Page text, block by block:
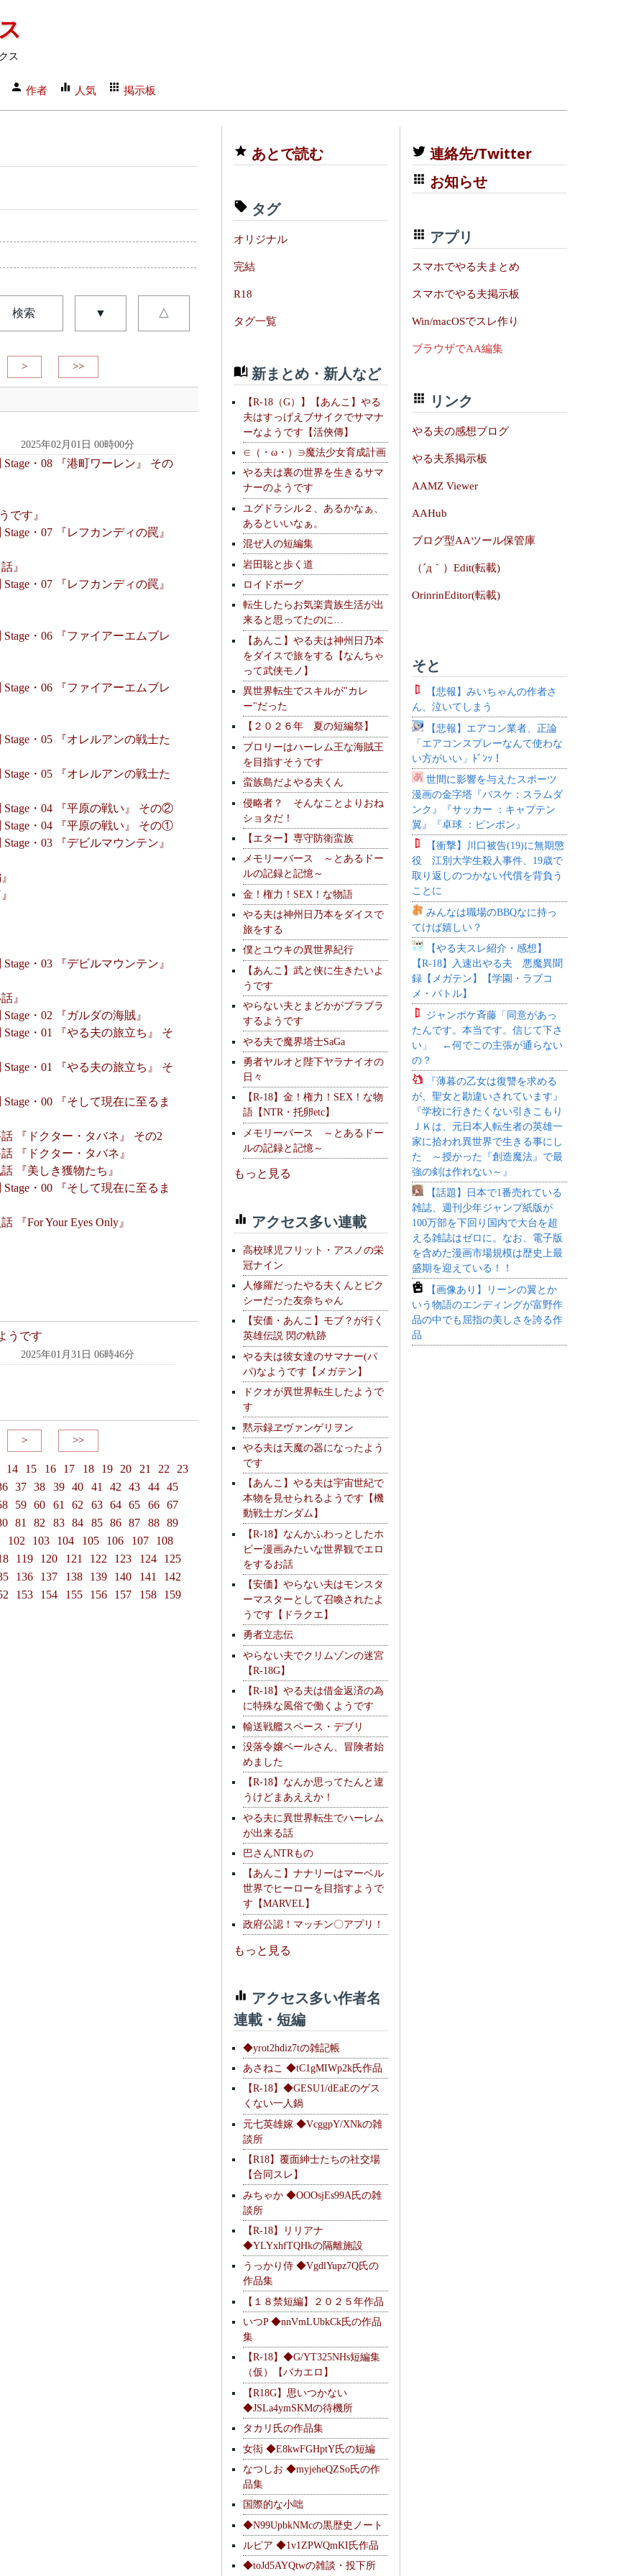
ス
作者 人気 掲示板
検索 ▼ △
> >>
2025年02月01日 00時00分
・08 『港町ワーレン』 その
です』
・07 『レフカンディの罠』
』
・07 『レフカンディの罠』
・06 『ファイアーエムブレ
・06 『ファイアーエムブレ
・05 『オレルアンの戦士た
・05 『オレルアンの戦士た
・04 『平原の戦い』 その②
・04 『平原の戦い』 その①
・03 『デビルマウンテン』
・03 『デビルマウンテン』
』
・02 『ガルダの海賊』
・01 『やる夫の旅立ち』 そ
・01 『やる夫の旅立ち』 そ
・00 『そして現在に至るま
『ドクター・タバネ』 その2
『ドクター・タバネ』
『美しき獲物たち』
・00 『そして現在に至るま
『For Your Eyes Only』
うです
2025年01月31日 06時46分
> >>
14 15 16 17 18 19 20 21 22
23
37 38 39 40 41 42 43 44
45
59 60 61 62 63 64 65 66
67
81 82 83 84 85 86 87 88
89
102 103 104 105 106 107
108
119 120 121 122 123 124
125
136 137 138 139 140 141
142
153 154 155 156 157 158
159
あとで読む
タグ
オリジナル
完結
R18
タグ一覧
新まとめ・新人など
【R-18（G）】【あんこ】やる
夫はすっげえブサイクでサマナ
ーなようです【活俠傳】
∈（・ω・）∋魔法少女育成計画
やる夫は裏の世界を生きるサマ
ナーのようです
ユグドラシル２、あるかなぁ、
あるといいなぁ。
混ぜ人の短編集
岩田聡と歩く道
ロイドボーグ
転生したらお気楽貴族生活が出
来ると思ってたのに…
【あんこ】やる夫は神州日乃本
をダイスで旅をする【なんちゃ
って武侠モノ】
異世界転生でスキルが"カレ
ー"だった
【２０２６年 夏の短編祭】
ブロリーはハーレム王な海賊王
を目指すそうです
蛮族島だよやる夫くん
侵略者？ そんなことよりおね
ショタだ！
【エター】専守防衛蛮族
メモリーバース ～とあるドー
ルの記録と記憶～
金！権力！SEX！な物語
やる夫は神州日乃本をダイスで
旅をする
僕とユウキの異世界紀行
【あんこ】武と侠に生きたいよ
うです
やらない夫とまどかがブラブラ
するようです
やる夫で魔界塔士SaGa
勇者ヤルオと陛下ヤラナイオの
日々
【R-18】金！権力！SEX！な物
語【NTR・托卵etc】
メモリーバース ～とあるドー
ルの記録と記憶～
もっと見る
アクセス多い連載
高校球児フリット・アスノの栄
冠ナイン
人修羅だったやる夫くんとピク
シーだった友奈ちゃん
【安価・あんこ】モブ？が行く
英雄伝説 閃の軌跡
やる夫は彼女達のサマナー(パ
パ)なようです【メガテン】
ドクオが異世界転生したようで
す
黙示録ヱヴァンゲリヲン
やる夫は天魔の器になったよう
です
【あんこ】やる夫は宇宙世紀で
本物を見せられるようです【機
動戦士ガンダム】
【R-18】なんかふわっとしたホ
ビー漫画みたいな世界観でエロ
をするお話
【安価】やらない夫はモンスタ
ーマスターとして召喚されたよ
うです【ドラクエ】
勇者立志伝
やらない夫でクリムゾンの迷宮
【R-18G】
【R-18】やる夫は借金返済の為
に特殊な風俗で働くようです
輸送戦艦スペース・デブリ
没落令嬢ベールさん、冒険者始
めました
【R-18】なんか思ってたんと違
うけどまあええか！
やる夫に異世界転生でハーレム
が出来る話
巴さんNTRもの
【あんこ】ナナリーはマーベル
世界でヒーローを目指すようで
す【MARVEL】
政府公認！マッチン〇アプリ！
もっと見る
アクセス多い作者名
連載・短編
◆yrot2hdiz7tの雑記帳
あさねこ ◆tC1gMIWp2k氏作品
【R-18】◆GESU1/dEaEのゲス
くない一人鍋
元七英雄嫁 ◆VcggpY/XNkの雑
談所
【R18】覆面紳士たちの社交場
【合同スレ】
みちゃか ◆OOOsjEs99A氏の雑
談所
【R-18】リリアナ
◆YLYxhfTQHkの隔離施設
うっかり侍 ◆VgdlYupz7Q氏の
作品集
【１８禁短編】２０２５年作品
いつP ◆nnVmLUbkCk氏の作品
集
【R-18】◆G/YT325NHs短編集
（仮）【バカエロ】
【R18G】思いつかない
◆JSLa4ymSKMの待機所
タカリ氏の作品集
女衒 ◆E8kwFGHptY氏の短編
なつしお ◆myjeheQZSo氏の作
品集
国際的な小咄
◆N99UpbkNMcの黒歴史ノート
ルピア ◆1v1ZPWQmKI氏作品
◆toJd5AYQtwの雑談・投下所
連絡先/Twitter
お知らせ
アプリ
スマホでやる夫まとめ
スマホでやる夫掲示板
Win/macOSでスレ作り
ブラウザでAA編集
リンク
やる夫の感想ブログ
やる夫系掲示板
AAMZ Viewer
AAHub
ブログ型AAツール保管庫
（´д｀）Edit(転載)
OrinrinEditor(転載)
そと
【悲報】みいちゃんの作者さ
ん、泣いてしまう
【悲報】エアコン業者、正論
「エアコンスプレーなんて使わな
い方がいい」ﾄﾞﾝｯ！
世間に影響を与えたスポーツ
漫画の金字塔『バスケ：スラムダ
ンク』『サッカー ：キャプテン
翼』『卓球 ：ピンポン』
【衝撃】川口被告(19)に無期懲
役 江別大学生殺人事件、19歳で
取り返しのつかない代償を背負う
ことに
みんなは職場のBBQなに持っ
てけば嬉しい？
【やる夫スレ紹介・感想】
【R-18】入速出やる夫 悪魔異聞
録【メガテン】【学園・ラブコ
メ・バトル】
ジャンポケ斉藤「同意があっ
たんです。本当です。信じて下さ
い」 ←何でこの主張が通らない
の？
『薄暮の乙女は復讐を求める
が、聖女と勘違いされています』
『学校に行きたくない引きこもり
ＪＫは、元日本人転生者の英雄一
家に拾われ異世界で生きる事にし
た ～授かった『創造魔法』で最
強の剣は作れない～』
【話題】日本で1番売れている
雑誌、週刊少年ジャンプ紙版が
100万部を下回り国内で大台を超
える雑誌はゼロに。なお、電子版
を含めた漫画市場規模は歴史上最
盛期を迎えている！！
【画像あり】リーンの翼とか
いう物語のエンディングが富野作
品の中でも屈指の美しさを誇る作
品